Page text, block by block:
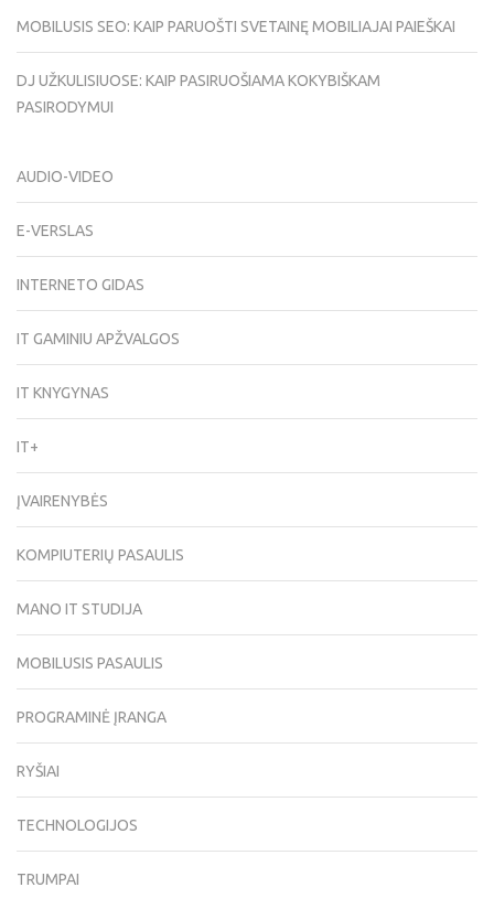
MOBILUSIS SEO: KAIP PARUOŠTI SVETAINĘ MOBILIAJAI PAIEŠKAI
DJ UŽKULISIUOSE: KAIP PASIRUOŠIAMA KOKYBIŠKAM
PASIRODYMUI
AUDIO-VIDEO
E-VERSLAS
INTERNETO GIDAS
IT GAMINIU APŽVALGOS
IT KNYGYNAS
IT+
ĮVAIRENYBĖS
KOMPIUTERIŲ PASAULIS
MANO IT STUDIJA
MOBILUSIS PASAULIS
PROGRAMINĖ ĮRANGA
RYŠIAI
TECHNOLOGIJOS
TRUMPAI